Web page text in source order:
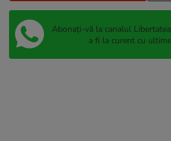
Abonați-vă la canalul
a fi la curent cu